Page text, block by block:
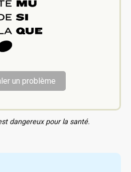
un problème
dangereux pour la santé.